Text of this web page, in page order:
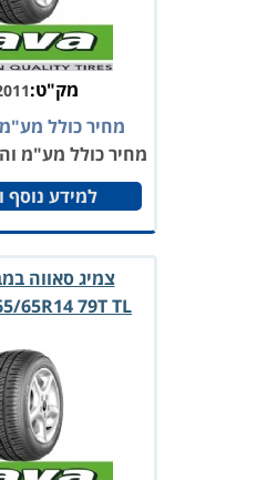
מק"ט:2011
מחיר כולל מע"מ
מחיר כולל מע"מ
למידע נוסף
65R14 79T TL